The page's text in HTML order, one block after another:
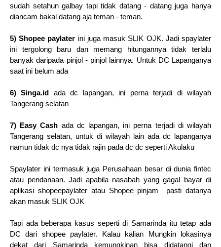
sudah setahun galbay tapi tidak datang - datang juga hanya
diancam bakal datang aja teman - teman.
5) Shopee paylater ini juga masuk SLIK OJK. Jadi spaylater
ini tergolong baru dan memang hitungannya tidak terlalu
banyak daripada pinjol - pinjol lainnya. Untuk DC Lapanganya
saat ini belum ada
6) Singa.id ada dc lapangan, ini perna terjadi di wilayah
Tangerang selatan
7) Easy Cash ada dc lapangan, ini perna terjadi di wilayah
Tangerang selatan, untuk di wilayah lain ada dc lapanganya
namun tidak dc nya tidak rajin pada dc dc seperti Akulaku
Spaylater ini termasuk juga Perusahaan besar di dunia fintec
atau pendanaan. Jadi apabila nasabah yang gagal bayar di
aplikasi shopeepaylater atau Shopee pinjam pasti datanya
akan masuk SLIK OJK
Tapi ada beberapa kasus seperti di Samarinda itu tetap ada
DC dari shopee paylater. Kalau kalian Mungkin lokasinya
dekat dari Samarinda kemungkinan bisa didatangi dan